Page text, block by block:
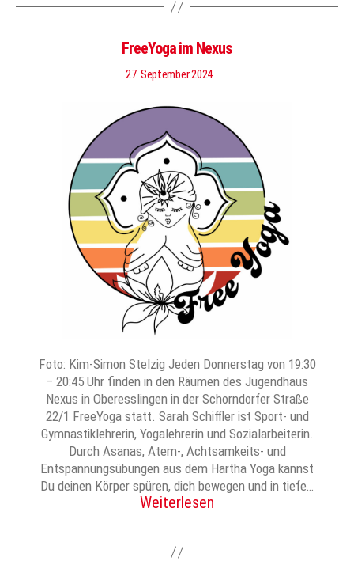
FreeYoga im Nexus
27. September 2024
Foto: Kim-Simon Stelzig Jeden Donnerstag von 19:30
– 20:45 Uhr finden in den Räumen des Jugendhaus
Nexus in Oberesslingen in der Schorndorfer Straße
22/1 FreeYoga statt. Sarah Schiffler ist Sport- und
Gymnastiklehrerin, Yogalehrerin und Sozialarbeiterin.
Durch Asanas, Atem-, Achtsamkeits- und
Entspannungsübungen aus dem Hartha Yoga kannst
Du deinen Körper spüren, dich bewegen und in tiefe…
Weiterlesen